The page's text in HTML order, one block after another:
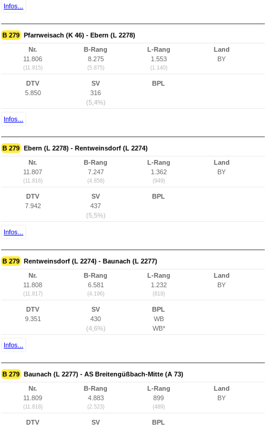
Infos...
B 279 Pfarrweisach (K 46) - Ebern (L 2278)
Nr.
11.806
(11.815)
B-Rang
8.275
(5.875)
L-Rang
1.553
(1.140)
Land
BY
DTV
5.850
SV
316
(5,4%)
BPL
Infos...
B 279 Ebern (L 2278) - Rentweinsdorf (L 2274)
Nr.
11.807
(11.816)
B-Rang
7.247
(4.858)
L-Rang
1.362
(949)
Land
BY
DTV
7.942
SV
437
(5,5%)
BPL
Infos...
B 279 Rentweinsdorf (L 2274) - Baunach (L 2277)
Nr.
11.808
(11.817)
B-Rang
6.581
(4.196)
L-Rang
1.232
(819)
Land
BY
DTV
9.351
SV
430
(4,6%)
BPL
WB
WB*
Infos...
B 279 Baunach (L 2277) - AS Breitengüßbach-Mitte (A 73)
Nr.
11.809
(11.818)
B-Rang
4.883
(2.523)
L-Rang
899
(489)
Land
BY
DTV
SV
BPL